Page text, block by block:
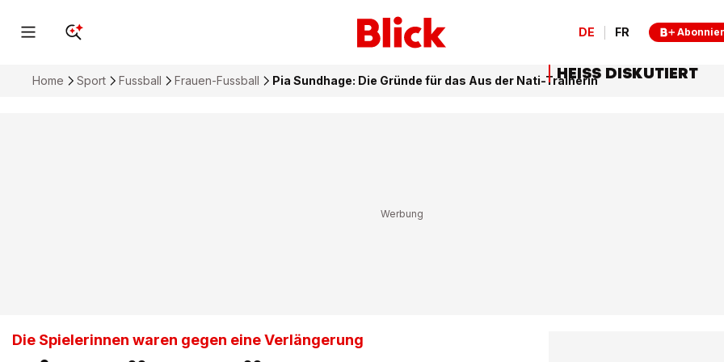
DE FR
Home Sport Fussball Frauen-Fussball Pia Sundhage: Die Gründe für das Aus der Nati-Trainerin
Die Spielerinnen waren gegen eine Verlängerung
HEISS DISKUTIERT